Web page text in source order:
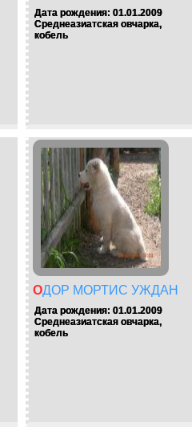
Дата рождения: 01.01.2009
Среднеазиатская овчарка,
кобель
ОДОР МОРТИС УЖДАН
Дата рождения: 01.01.2009
Среднеазиатская овчарка,
кобель